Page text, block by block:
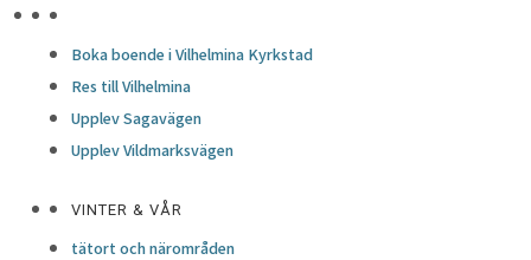
Boka boende i Vilhelmina Kyrkstad
Res till Vilhelmina
Upplev Sagavägen
Upplev Vildmarksvägen
VINTER & VÅR
tätort och närområden